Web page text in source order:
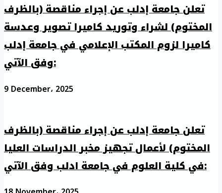
تعلن جامعة إدلب عن إجراء مناقصة (بالظرف
المختوم) لشراء وتوريد كاميرا تصوير وعدسة
كاميرا لزوم المكتب الإعلامي في جامعة إدلب
وفق الآتي:
9 December، 2025
تعلن جامعة إدلب عن إجراء مناقصة (بالظرف
المختوم) لأعمال تجهيز مخبر الدراسات العليا
في كلية العلوم في جامعة ادلب وفق الآتي: